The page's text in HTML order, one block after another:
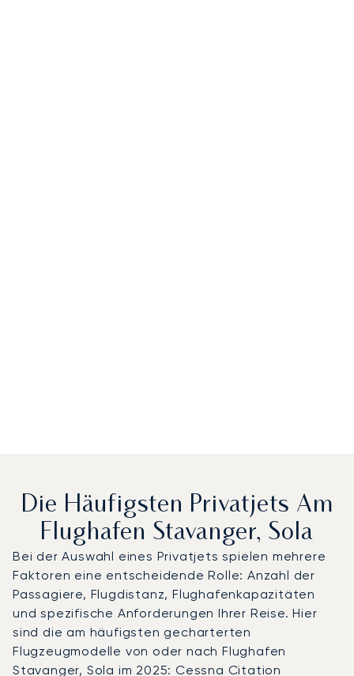
Die Häufigsten Privatjets Am
Flughafen Stavanger, Sola
Bei der Auswahl eines Privatjets spielen mehrere
Faktoren eine entscheidende Rolle: Anzahl der
Passagiere, Flugdistanz, Flughafenkapazitäten
und spezifische Anforderungen Ihrer Reise. Hier
sind die am häufigsten gecharterten
Flugzeugmodelle von oder nach Flughafen
Stavanger, Sola im 2025: Cessna Citation